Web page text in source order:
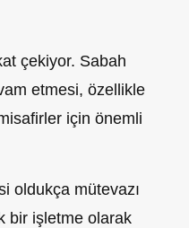
çekiyor. Sabah
etmesi, özellikle
için önemli
oldukça mütevazı
bir işletme olarak